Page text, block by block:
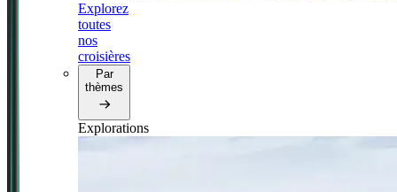
Explorez
toutes
nos
croisières
Par
thèmes
Explorations